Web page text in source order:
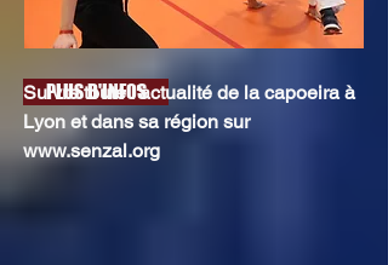
PLUS D'INFOS
Suivre toute l'actualité de la capoeira à
Lyon et dans sa région sur
www.senzal.org